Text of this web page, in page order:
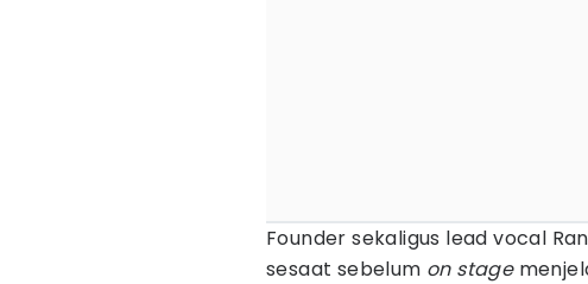
Founder sekaligus lead vocal
sesaat sebelum on stage